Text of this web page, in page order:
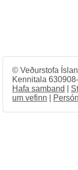
© Veðurstofa
Kennitala
Hafa samband
um vefinn